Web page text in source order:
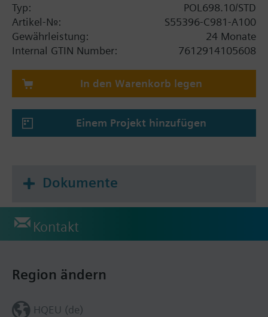
Typ:
POL698.10/STD
Artikel-Nr.:
S55396-C981-A100
Gewährleistung:
24 Monate
Internal GTIN Number:
7612914105608
In den Warenkorb legen
Einem Projekt hinzufügen
Dokumente
Kontakt
Region ändern
HQEU (de)